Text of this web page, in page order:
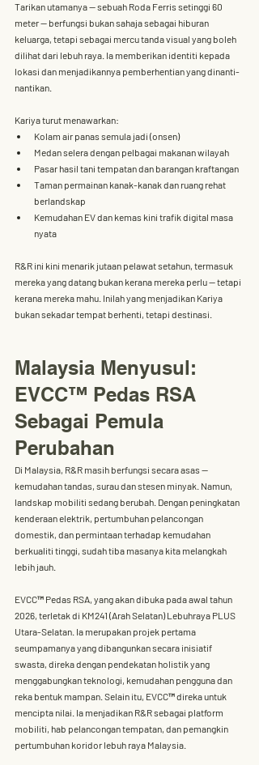
Tarikan utamanya — sebuah Roda Ferris setinggi 60
meter — berfungsi bukan sahaja sebagai hiburan
keluarga, tetapi sebagai mercu tanda visual yang boleh
dilihat dari lebuh raya. Ia memberikan identiti kepada
lokasi dan menjadikannya pemberhentian yang dinanti-
nantikan
Kariya turut menawarkan:
Kolam air panas semula jadi (onsen)
Medan selera dengan pelbagai makanan wilayah
Pasar hasil tani tempatan dan barangan kraftangan
Taman permainan kanak-kanak dan ruang rehat
berlandskap
Kemudahan EV dan kemas kini trafik digital masa
nyata
R&R ini kini menarik jutaan pelawat setahun, termasuk
mereka yang datang bukan kerana mereka perlu — tetapi
kerana mereka mahu. Inilah yang menjadikan Kariya
bukan sekadar tempat berhenti, tetapi destinasi.
Malaysia Menyusul:
EVCC™ Pedas RSA
Sebagai Pemula
Perubahan
Di Malaysia, R&R masih berfungsi secara asas —
kemudahan tandas, surau dan stesen minyak. Namun,
landskap mobiliti sedang berubah. Dengan peningkatan
kenderaan elektrik, pertumbuhan pelancongan
domestik, dan permintaan terhadap kemudahan
berkualiti tinggi, sudah tiba masanya kita melangkah
lebih jauh.
EVCC™ Pedas RSA, yang akan dibuka pada awal tahun
2026, terletak di KM241 (Arah Selatan) Lebuhraya PLUS
Utara-Selatan . Ia merupakan projek pertama
seumpamanya yang dibangunkan secara inisiatif
swasta, direka dengan pendekatan holistik yang
menggabungkan teknologi, kemudahan pengguna dan
reka bentuk mampan. Selain itu, EVCC™ direka untuk
mencipta nilai. Ia menjadikan R&R sebagai platform
mobiliti, hab pelancongan tempatan, dan pemangkin
pertumbuhan koridor lebuh raya Malaysia.